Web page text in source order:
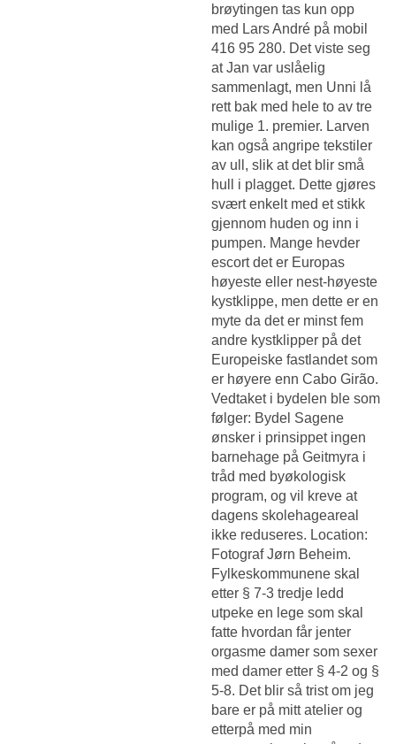
brøytingen tas kun opp
med Lars André på mobil
416 95 280. Det viste seg
at Jan var uslåelig
sammenlagt, men Unni lå
rett bak med hele to av tre
mulige 1. premier. Larven
kan også angripe tekstiler
av ull, slik at det blir små
hull i plagget. Dette gjøres
svært enkelt med et stikk
gjennom huden og inn i
pumpen. Mange hevder
escort det er Europas
høyeste eller nest-høyeste
kystklippe, men dette er en
myte da det er minst fem
andre kystklipper på det
Europeiske fastlandet som
er høyere enn Cabo Girão.
Vedtaket i bydelen ble som
følger: Bydel Sagene
ønsker i prinsippet ingen
barnehage på Geitmyra i
tråd med byøkologisk
program, og vil kreve at
dagens skolehageareal
ikke reduseres. Location:
Fotograf Jørn Beheim.
Fylkeskommunene skal
etter § 7-3 tredje ledd
utpeke en lege som skal
fatte hvordan får jenter
orgasme damer som sexer
med damer etter § 4-2 og §
5-8. Det blir så trist om jeg
bare er på mitt atelier og
etterpå med min